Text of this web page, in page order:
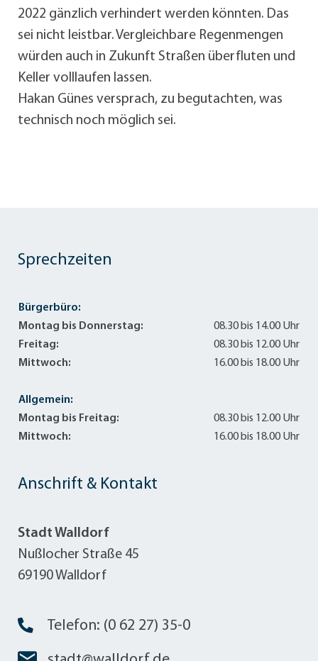
2022 gänzlich verhindert werden könnten. Das
sei nicht leistbar. Vergleichbare Regenmengen
würden auch in Zukunft Straßen überfluten und
Keller volllaufen lassen.
Hakan Günes versprach, zu begutachten, was
technisch noch möglich sei.
Anschrift & Kontakt
Stadt Walldorf
Nußlocher Straße 45
69190 Walldorf
Telefon: (0 62 27) 35-0
Sprechzeiten
Bürgerbüro:
Montag bis Donnerstag:
08.30 bis 14.00 Uhr
Freitag:
08.30 bis 12.00 Uhr
Mittwoch:
16.00 bis 18.00 Uhr
Allgemein:
Montag bis Freitag:
08.30 bis 12.00 Uhr
Mittwoch:
16.00 bis 18.00 Uhr